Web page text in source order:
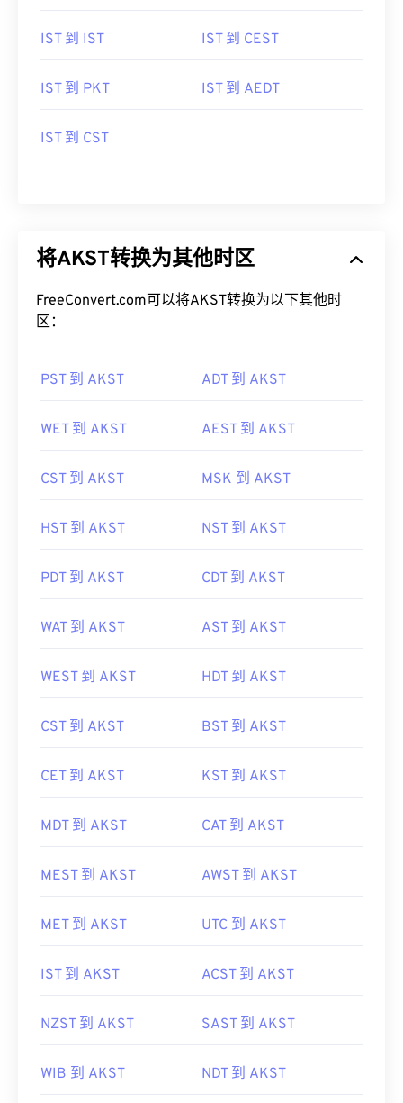
IST 到 IST IST 到 CEST
IST 到 PKT IST 到 AEDT
IST 到 CST
将AKST转换为其他时区
FreeConvert.com可以将AKST转换为以下其他时
区：
PST 到 AKST ADT 到 AKST
WET 到 AKST AEST 到 AKST
CST 到 AKST MSK 到 AKST
HST 到 AKST NST 到 AKST
PDT 到 AKST CDT 到 AKST
WAT 到 AKST AST 到 AKST
WEST 到 AKST HDT 到 AKST
CST 到 AKST BST 到 AKST
CET 到 AKST KST 到 AKST
MDT 到 AKST CAT 到 AKST
MEST 到 AKST AWST 到 AKST
MET 到 AKST UTC 到 AKST
IST 到 AKST ACST 到 AKST
NZST 到 AKST SAST 到 AKST
WIB 到 AKST NDT 到 AKST